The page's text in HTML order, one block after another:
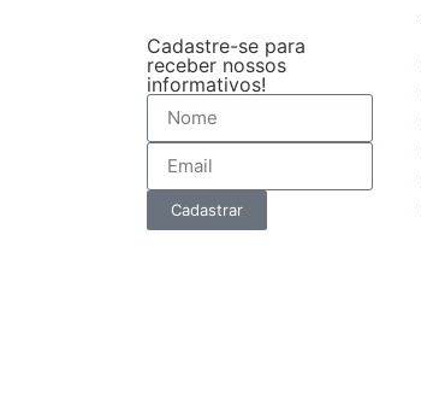
Cadastre-se para
receber nossos
informativos!
Cadastrar